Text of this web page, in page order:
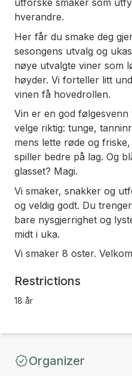
utforske smaker som
hverandre.
Her får du smake deg
sesongens utvalg og
nøye utvalgte viner som
høyder. Vi forteller litt
vinen få hovedrollen.
Vin er en god følgesvenn
velge riktig: tunge,
mens lette røde og
spiller bedre på lag. Og
glasset? Magi.
Vi smaker, snakker og
og veldig godt. Du
bare nysgjerrighet og
midt i uka.
Vi smaker 8 oster.
Restrictions
18 år
Organizer